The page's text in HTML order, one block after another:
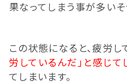
果なってしまう事が多いそ
この状態になると、疲労し
労しているんだ」と感じて
てしまいます。